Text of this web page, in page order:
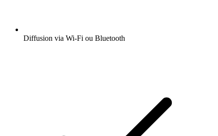
Diffusion via Wi-Fi ou Bluetooth